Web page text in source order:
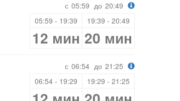
с 05:59 до 20:49
05:59 - 19:39
19:39 - 20:49
12 мин 20 мин
с 06:54 до 21:25
06:54 - 19:29
19:29 - 21:25